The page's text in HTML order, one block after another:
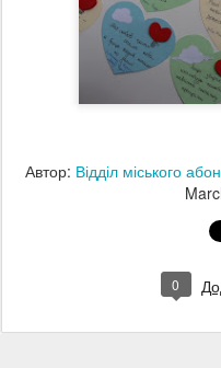
Автор: Відділ міського
0